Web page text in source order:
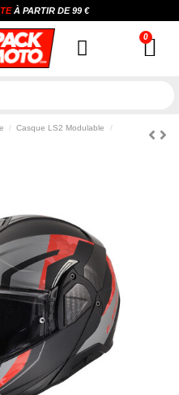
À PARTIR DE99 €
Casque LS2 Modulable